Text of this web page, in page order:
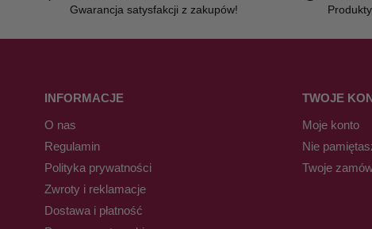
Gwarancja satysfakcji z zakupów!
INFORMACJE
O nas
Regulamin
Polityka prywatności
Zwroty i reklamacje
Dostawa i płatność
TWOJE
Moje konto
Nie
Twoje